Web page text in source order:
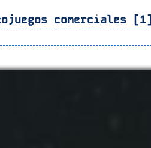
comerciales [1]